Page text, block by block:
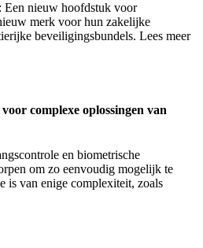
nieuw hoofdstuk voor
merk voor hun zakelijke
beveiligingsbundels. Lees meer
complexe oplossingen van
en biometrische
om zo eenvoudig mogelijk te
is van enige complexiteit, zoals